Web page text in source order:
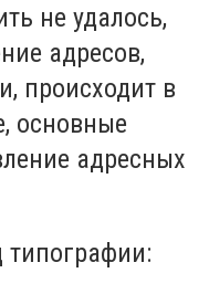
не удалось,
адресов,
происходит в
основные
адресных
типографии: